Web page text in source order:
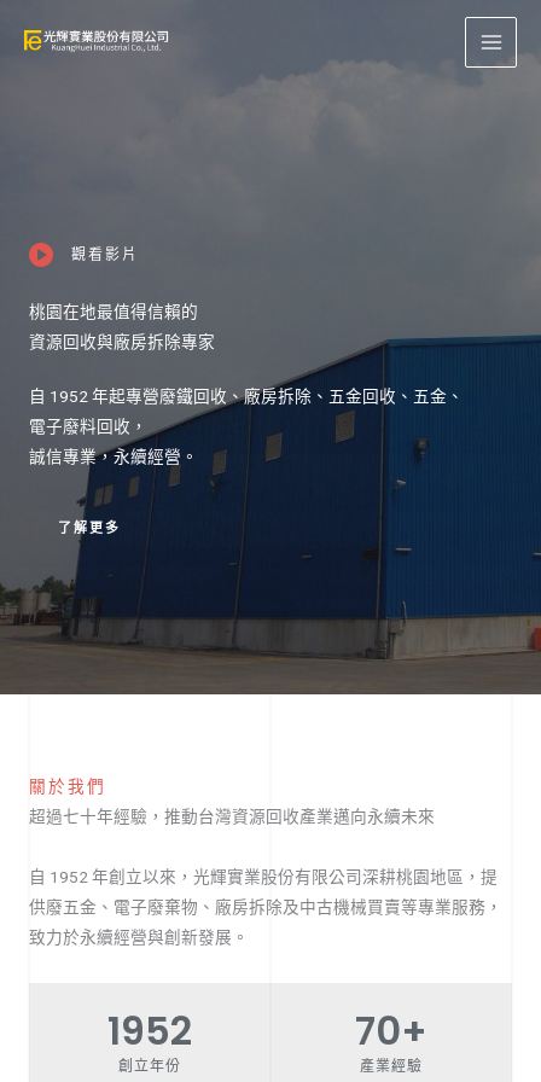
觀看影片
桃園在地最值得信賴的
資源回收與廠房拆除專家
自 1952 年起專營廢鐵回收、廠房拆除、五金回收、五金、
電子廢料回收，
誠信專業，永續經營。
了解更多
關於我們
超過七十年經驗，推動台灣資源回收產業邁向永續未來
自 1952 年創立以來，光輝實業股份有限公司深耕桃園地區，提
供廢五金、電子廢棄物、廠房拆除及中古機械買賣等專業服務，
致力於永續經營與創新發展。
1952
創立年份
70+
產業經驗